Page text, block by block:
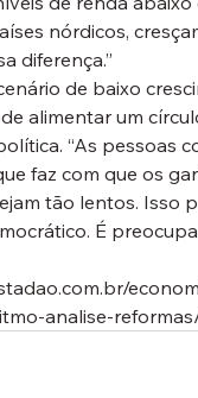
nórdicos,
diferença.”
de baixo
alimentar um
“As pessoas
faz com que os
tão lentos. Isso
É
analise-